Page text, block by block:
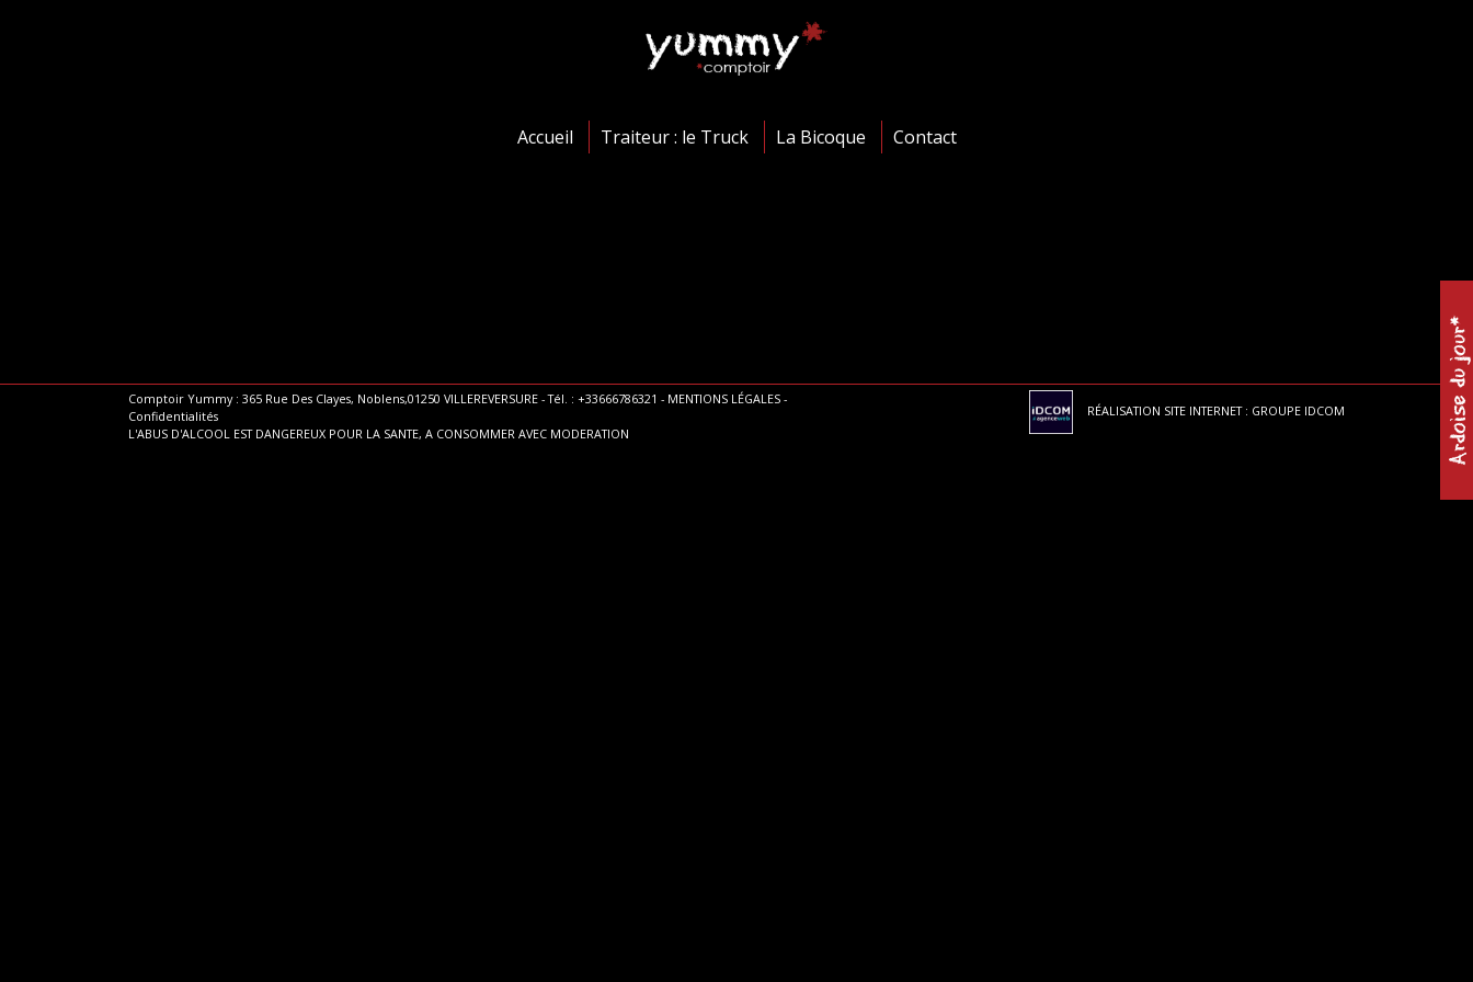
Accueil Traiteur : le Truck La Bicoque Contact
Comptoir Yummy : 365 Rue Des Clayes, Noblens,01250 VILLEREVERSURE - Tél. : +33666786321 - MENTIONS LÉGALES -
Confidentialités
L'ABUS D'ALCOOL EST DANGEREUX POUR LA SANTE, A CONSOMMER AVEC MODERATION
RÉALISATION SITE INTERNET : GROUPE IDCOM Ardoise du jour*